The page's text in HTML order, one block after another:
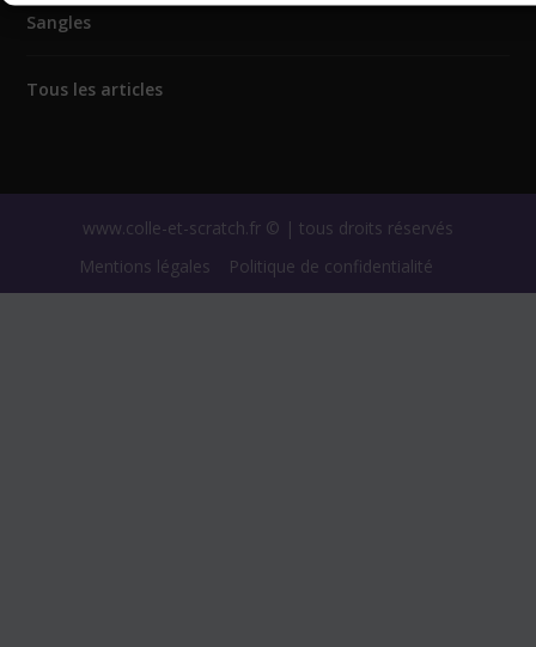
Sangles
Tous les articles
www.colle-et-scratch.fr © | tous droits réservés
Mentions légales
Politique de confidentialité